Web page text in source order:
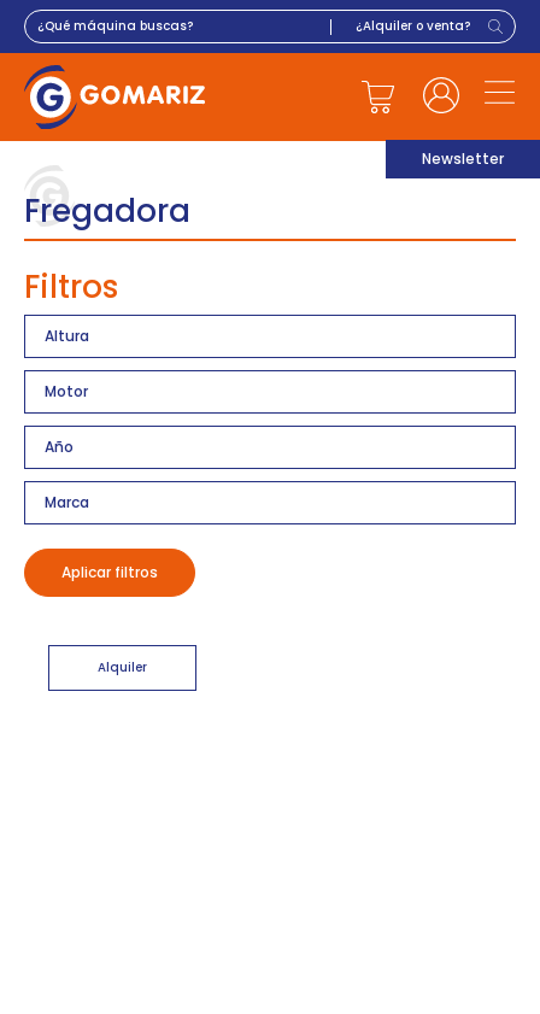
Newsletter
Fregadora
Filtros
Aplicar filtros
Alquiler